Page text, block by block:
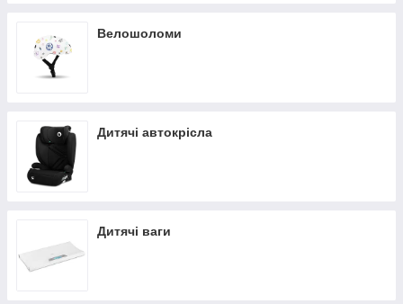
Велошоломи
Дитячі автокрісла
Дитячі ваги